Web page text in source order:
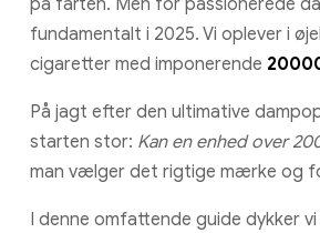
på farten. Men for passionerede
fundamentalt i 2025. Vi oplever i
cigaretter med imponerende
På jagt efter den ultimative
starten stor: Kan en enhed over
man vælger det rigtige mærke og
I denne omfattende guide dykker